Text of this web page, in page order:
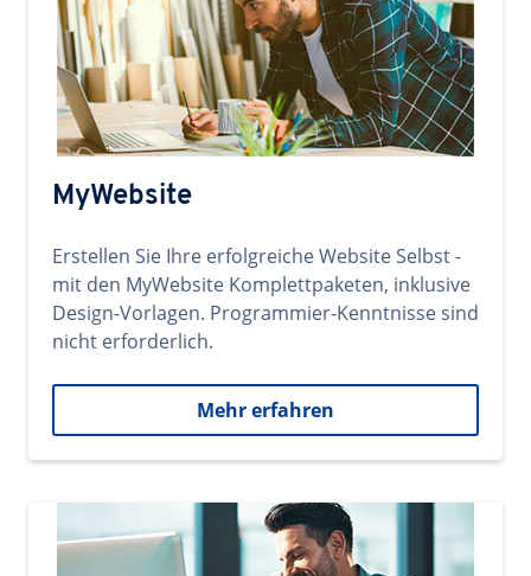
MyWebsite
Erstellen Sie Ihre erfolgreiche Website Selbst -
mit den MyWebsite Komplettpaketen, inklusive
Design-Vorlagen. Programmier-Kenntnisse sind
nicht erforderlich.
Mehr erfahren